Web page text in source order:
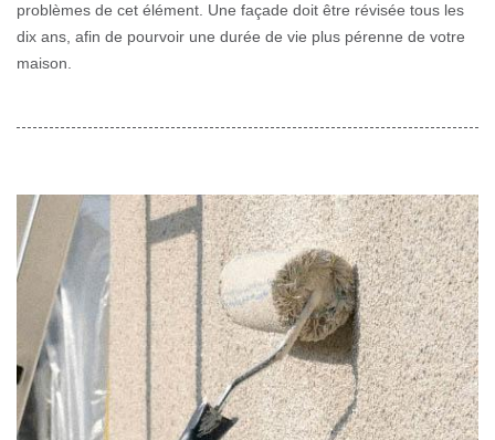
problèmes de cet élément. Une façade doit être révisée tous les
dix ans, afin de pourvoir une durée de vie plus pérenne de votre
maison.